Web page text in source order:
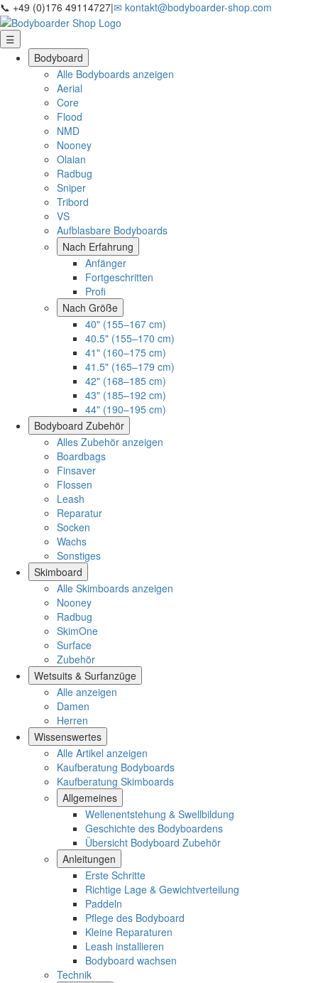
📞 +49 (0)176 49114727|✉ kontakt@bodyboarder-shop.com
☰
Bodyboard
Alle Bodyboards anzeigen
Aerial
Core
Flood
NMD
Nooney
Olaian
Radbug
Sniper
Tribord
VS
Aufblasbare Bodyboards
Nach Erfahrung
Anfänger
Fortgeschritten
Profi
Nach Größe
40" (155–167 cm)
40.5" (155–170 cm)
41" (160–175 cm)
41.5" (165–179 cm)
42" (168–185 cm)
43" (185–192 cm)
44" (190–195 cm)
Bodyboard Zubehör
Alles Zubehör anzeigen
Boardbags
Finsaver
Flossen
Leash
Reparatur
Socken
Wachs
Sonstiges
Skimboard
Alle Skimboards anzeigen
Nooney
Radbug
SkimOne
Surface
Zubehör
Wetsuits & Surfanzüge
Alle anzeigen
Damen
Herren
Wissenswertes
Alle Artikel anzeigen
Kaufberatung Bodyboards
Kaufberatung Skimboards
Allgemeines
Wellenentstehung & Swellbildung
Geschichte des Bodyboardens
Übersicht Bodyboard Zubehör
Anleitungen
Erste Schritte
Richtige Lage & Gewichtverteilung
Paddeln
Pflege des Bodyboard
Kleine Reparaturen
Leash installieren
Bodyboard wachsen
Technik